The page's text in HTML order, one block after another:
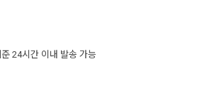
24시간 이내 발송 가능